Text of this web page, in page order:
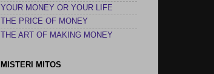
YOUR MONEY OR YOUR LIFE
THE PRICE OF MONEY
THE ART OF MAKING MONEY
MISTERI MITOS